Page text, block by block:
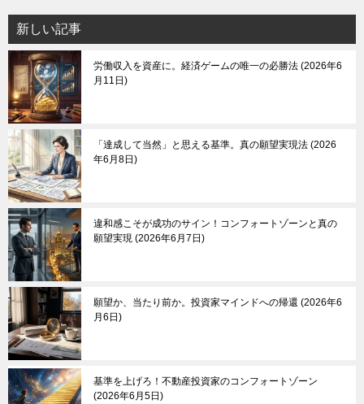
新しい記事
労働収入を資産に。経済ゲームの唯一の必勝法 2026年6
月11日
「達成して当然」と思える基準。真の願望実現法 2026
年6月8日
違和感こそが成功のサイン！コンフォートゾーンと真の
願望実現 2026年6月7日
願望か、当たり前か。投資家マインドへの帰還 2026年6
月6日
基準を上げろ！不動産投資家のコンフォートゾーン
2026年6月5日